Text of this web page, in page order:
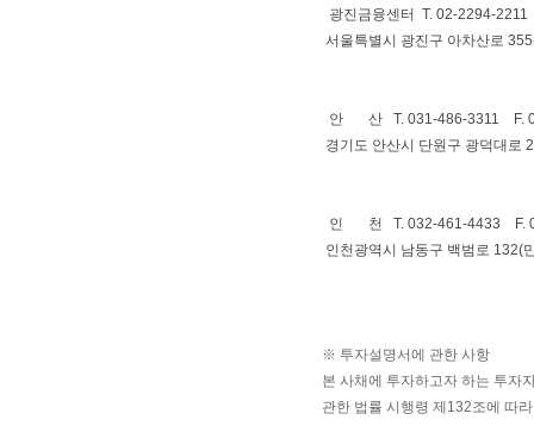
광진금융센터 T. 02-2294-
서울특별시 광진구 아차산로
안 산 T. 031-486-3311 F.
경기도 안산시 단원구 광덕대로
인 천 T. 032-461-4433 F.
인천광역시 남동구 백범로 132(
※ 투자설명서에 관한 사항
본 사채에 투자하고자 하는 투자
관한 법률 시행령 제132조에 따